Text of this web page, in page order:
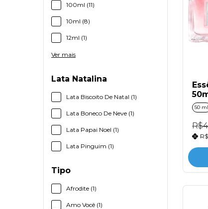
100ml (11)
10ml (8)
12ml (1)
Ver mais
Lata Natalina
Lata Biscoito De Natal (1)
Lata Boneco De Neve (1)
Lata Papai Noel (1)
Lata Pinguim (1)
Tipo
Afrodite (1)
Amo Você (1)
50 ml